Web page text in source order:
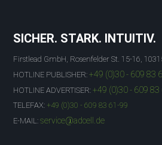
SICHER. STARK. INTUITIV.
Firstlead GmbH, Rosenfelder St. 15-16,
HOTLINE PUBLISHER: +49 (0)30 - 609 83
HOTLINE ADVERTISER: +49 (0)30 - 609 83
TELEFAX: +49 (0)30 - 609 83 61-99
E-MAIL: service@adcell.de